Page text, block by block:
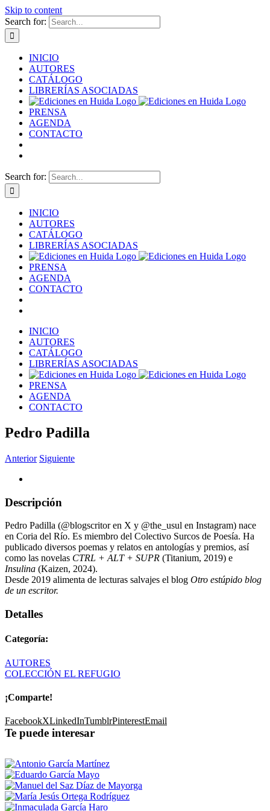
Skip to content
Search for:
INICIO
AUTORES
CATÁLOGO
LIBRERÍAS ASOCIADAS
PRENSA
AGENDA
CONTACTO
Search for:
INICIO
AUTORES
CATÁLOGO
LIBRERÍAS ASOCIADAS
PRENSA
AGENDA
CONTACTO
INICIO
AUTORES
CATÁLOGO
LIBRERÍAS ASOCIADAS
PRENSA
AGENDA
CONTACTO
Pedro Padilla
Anterior Siguiente
Descripción
Pedro Padilla (@blogscritor en X y @the_usul en Instagram) nace
en Coria del Río. Es miembro del Colectivo Surcos de Poesía. Ha
publicado diversos poemas y relatos en antologías y premios, así
como las novelas CTRL + ALT + SUPR (Titanium, 2019) e
Insulina (Kaizen, 2024).
Desde 2019 alimenta de lecturas salvajes el blog Otro estúpido blog
de un escritor.
Detalles
Categoría:
AUTORES
COLECCIÓN EL REFUGIO
¡Comparte!
FacebookXLinkedInTumblrPinterestEmail
Te puede interesar